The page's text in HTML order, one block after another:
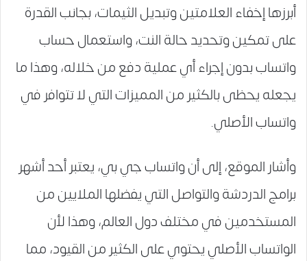
أبرزها إخفاء العلامتين وتبديل الثيمات، بجانب القدرة
على تمكين وتحديد حالة النت، واستعمال حساب
واتساب بدون إجراء أي عملية دفع من خلاله، وهذا ما
يجعله يحظى بالكثير من المميزات التي لا تتوافر في
واتساب الأصلي.
وأشار الموقع، إلى أن واتساب جي بي، يعتبر أحد أشهر
برامج الدردشة والتواصل التي يفضلها الملايين من
المستخدمين في مختلف دول العالم، وهذا لأن
الواتساب الأصلي يحتوي على الكثير من القيود، مما